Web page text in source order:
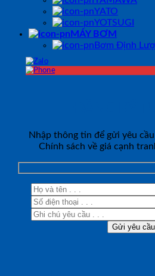
YATO
YOTSUGI
MÁY BƠM
Bơm Định
Nhập thông tin để gửi yêu
Chính sách về giá cạnh